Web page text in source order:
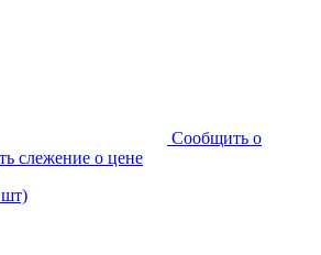
Cообщить о
слежение о цене